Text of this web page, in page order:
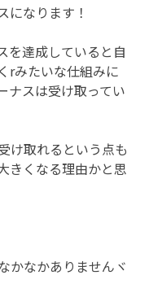
になります！
を達成していると自
rみたいな仕組みに
ナスは受け取ってい
け取れるという点も
きくなる理由かと思
かなかありませんヾ